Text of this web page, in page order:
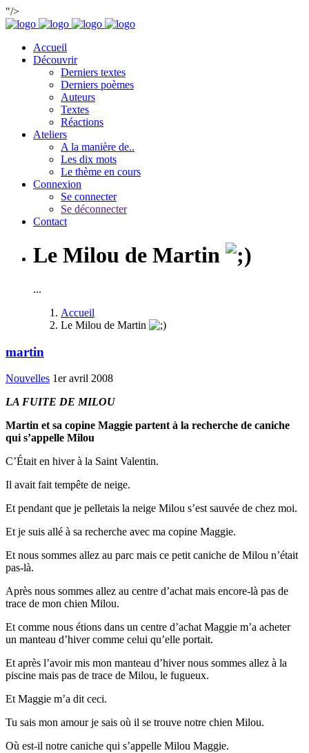
"/>
Accueil
Découvrir
Derniers textes
Derniers poèmes
Auteurs
Textes
Réactions
Ateliers
A la manière de..
Les dix mots
Le thème en cours
Connexion
Se connecter
Se déconnecter
Contact
Le Milou de Martin
...
Accueil
Le Milou de Martin
martin
Nouvelles 1er avril 2008
LA FUITE DE MILOU
Martin et sa copine Maggie partent à la recherche de caniche
qui s’appelle Milou
C’Était en hiver à la Saint Valentin.
Il avait fait tempête de neige.
Et pendant que je pelletais la neige Milou s’est sauvée de chez moi.
Et je suis allé à sa recherche avec ma copine Maggie.
Et nous sommes allez au parc mais ce petit caniche de Milou n’était
pas-là.
Après nous sommes allez au centre d’achat mais encore-là pas de
trace de mon chien Milou.
Et comme nous étions dans un centre d’achat Maggie m’a acheter
un manteau d’hiver comme celui qu’elle portait.
Et après l’avoir mis mon manteau d’hiver nous sommes allez à la
piscine mais pas de trace de Milou, le fugueux.
Et Maggie m’a dit ceci.
Tu sais mon amour je sais où il se trouve notre chien Milou.
Où est-il notre caniche qui s’appelle Milou Maggie.